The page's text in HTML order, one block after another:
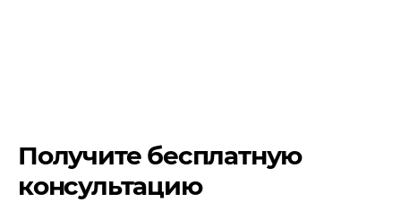
Получите бесплатную
консультацию